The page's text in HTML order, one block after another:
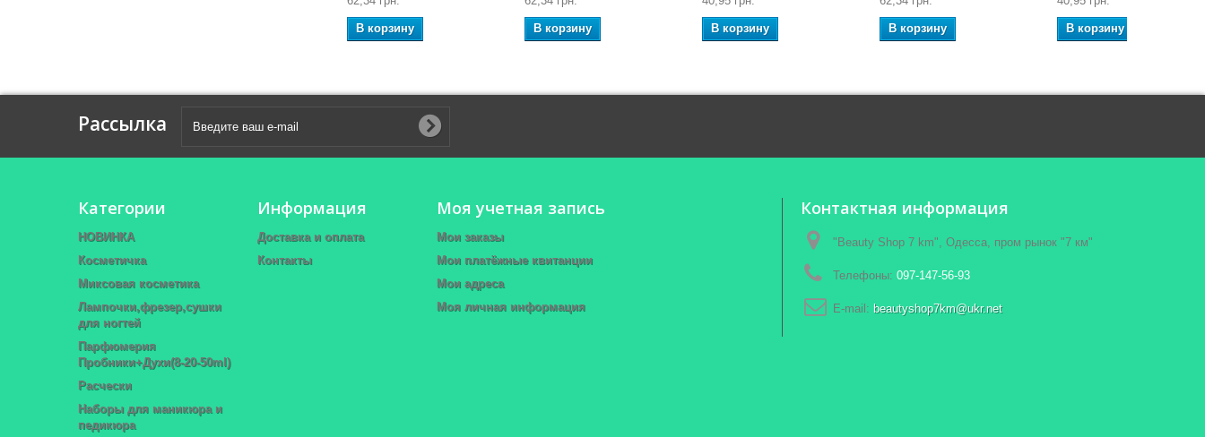
В корзину В корзину В корзину В корзину В корзину
Рассылка
Категории
НОВИНКА
Косметичка
Миксовая косметика
Лампочки,фрезер,сушки
для ногтей
Парфюмерия
Пробники+Духи(8-20-50ml)
Расчески
Наборы для маникюра и
педикюра
Информация
Доставка и оплата
Контакты
Моя учетная запись
Мои заказы
Мои платёжные квитанции
Мои адреса
Моя личная информация
Контактная информация
"Beauty Shop 7 km", Одесса, пром рынок "7 км"
Телефоны: 097-147-56-93
E-mail: beautyshop7km@ukr.net